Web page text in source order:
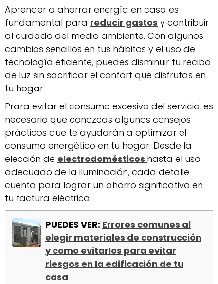
Aprender a ahorrar energía en casa es
fundamental para reducir gastos y contribuir
al cuidado del medio ambiente. Con algunos
cambios sencillos en tus hábitos y el uso de
tecnología eficiente, puedes disminuir tu recibo
de luz sin sacrificar el confort que disfrutas en
tu hogar.
Prara evitar el consumo excesivo del servicio, es
necesario que conozcas algunos consejos
prácticos que te ayudarán a optimizar el
consumo energético en tu hogar. Desde la
elección de electrodomésticos hasta el uso
adecuado de la iluminación, cada detalle
cuenta para lograr un ahorro significativo en
tu factura eléctrica.
PUEDES VER: Errores comunes al
elegir materiales de construcción
y como evitarlos para evitar
riesgos en la edificación de tu
casa